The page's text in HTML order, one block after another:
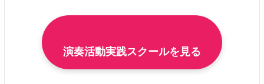
演奏活動実践スクールを見る